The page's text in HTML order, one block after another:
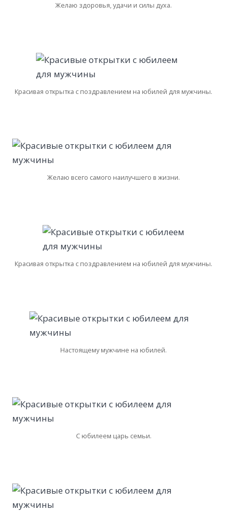
Желаю здоровья, удачи и силы духа.
Красивая открытка с поздравлением на юбилей для мужчины.
Желаю всего самого наилучшего в жизни.
Красивая открытка с поздравлением на юбилей для мужчины.
Настоящему мужчине на юбилей.
С юбилеем царь семьи.